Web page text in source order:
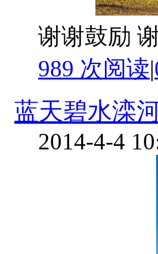
谢谢鼓励
989 次阅读|
蓝天碧水滦
2014-4-4